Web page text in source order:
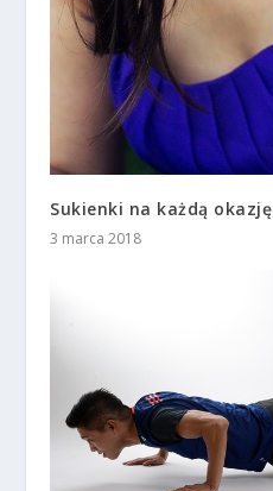
Sukienki na każdą okazję
3 marca 2018